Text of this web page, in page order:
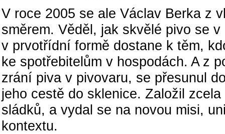
V roce 2005 se ale Václav Berka z
směrem. Věděl, jak skvělé pivo se
v prvotřídní formě dostane k těm,
ke spotřebitelům v hospodách. A z
zrání piva v pivovaru, se přesunul
jeho cestě do sklenice. Založil
sládků, a vydal se na novou misi,
kontextu.